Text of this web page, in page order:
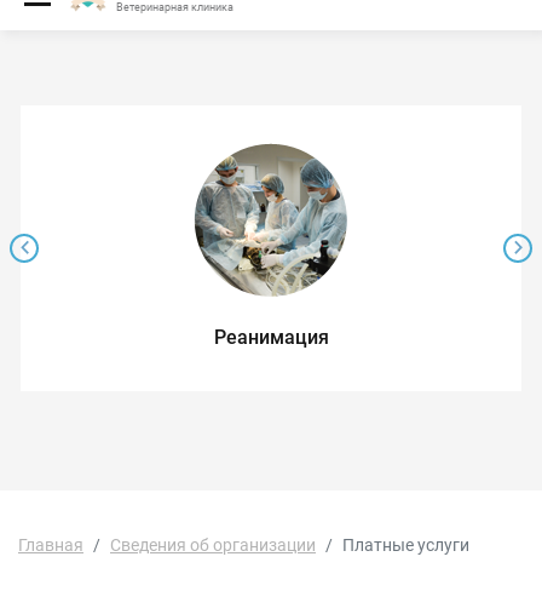
Ветеринарная клиника
Реанимация
Главная Сведения об организации Платные услуги